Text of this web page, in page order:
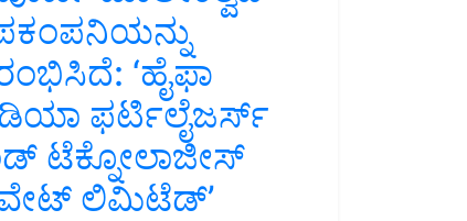
‘ಹೈಫಾ
ಫರ್ಟಿಲೈಜರ್ಸ್
ಟೆಕ್ನೋಲಾಜೀಸ್
ಲಿಮಿಟೆಡ್’